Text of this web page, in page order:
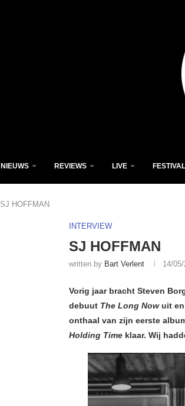
NIEUWS REVIEWS LIVE FESTIVAL
SJ HOFFMAN
INTERVIEW
SJ HOFFMAN
written by Bart Verlent 14/
Vorig jaar bracht Steven
debuut The Long Nowuit en
onthaal van zijn eerste
Holding Time klaar. Wij